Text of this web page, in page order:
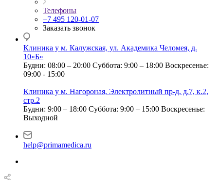
Телефоны
+7 495 120-01-07
Заказать звонок
Клиника у м. Калужская, ул. Академика Челомея, д.
10«Б»
Будни: 08:00 – 20:00 Суббота: 9:00 – 18:00 Воскресенье:
09:00 - 15:00
Клиника у м. Нагороная, Электролитный пр-д, д.7, к.2,
стр.2
Будни: 9:00 – 18:00 Суббота: 9:00 – 15:00 Воскресенье:
Выходной
help@primamedica.ru